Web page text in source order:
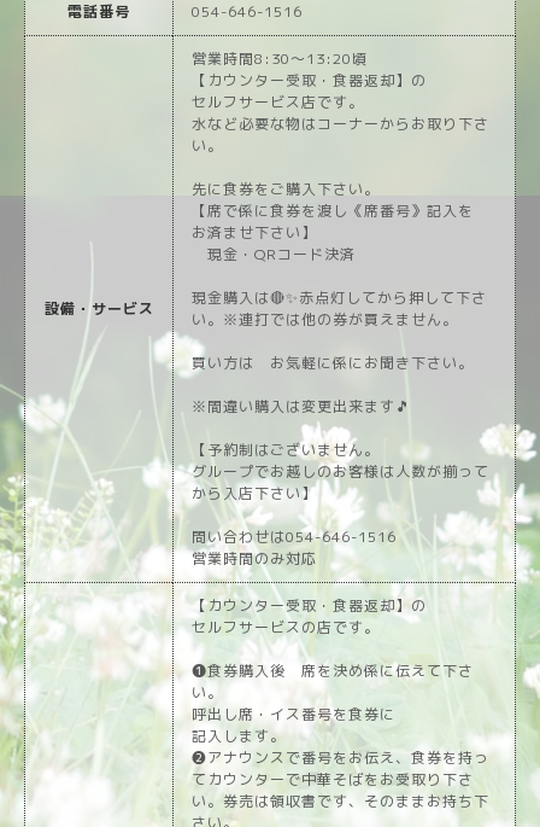
電話番号 054-646-1516
設備・サービス
営業時間8:30〜13:20頃
【カウンター受取・食器返却】の
セルフサービス店です。
水など必要な物はコーナーからお取り下さ
い。
先に食券をご購入下さい。
【席で係に食券を渡し《席番号》記入を
お済ませ下さい】
現金・QRコード決済
現金購入は🔴✨赤点灯してから押して下さ
い。※連打では他の券が買えません。
買い方は お気軽に係にお聞き下さい。
※間違い購入は変更出来ます🎵
【予約制はございません。
グループでお越しのお客様は人数が揃って
から入店下さい】
問い合わせは054-646-1516
営業時間のみ対応
【カウンター受取・食器返却】の
セルフサービスの店です。
❶食券購入後 席を決め係に伝えて下さ
い。
呼出し席・イス番号を食券に
記入します。
❷アナウンスで番号をお伝え、食券を持っ
てカウンターで中華そばをお受取り下さ
い。券売は領収書です、そのままお持ち下
さい。